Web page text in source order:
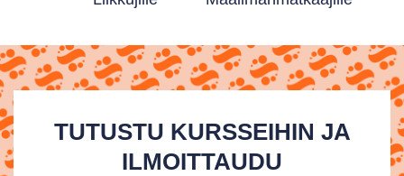
TUTUSTU KURSSEIHIN JA
ILMOITTAUDU